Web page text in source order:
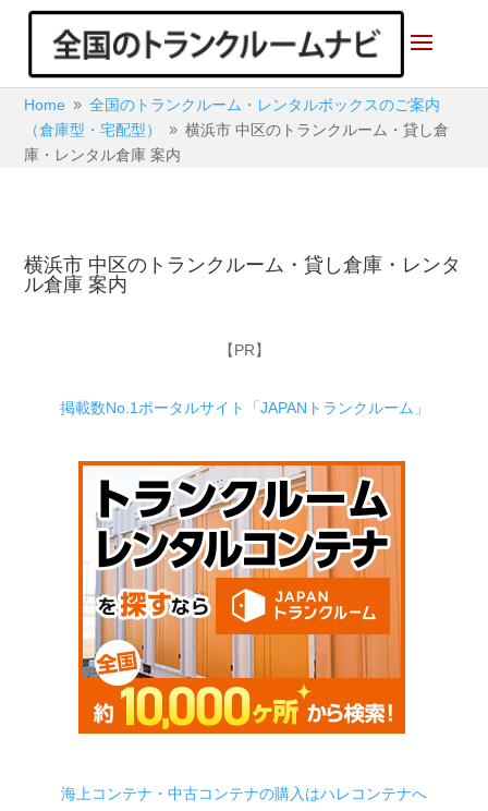
Home 9 全国のトランクルーム・レンタルボックスのご案内
（倉庫型・宅配型）
9 横浜市 中区のトランクルーム・貸し倉
庫・レンタル倉庫 案内
横浜市 中区のトランクルーム・貸し倉庫・レンタ
ル倉庫 案内
【PR】
掲載数No.1ポータルサイト「JAPANトランクルーム」
海上コンテナ・中古コンテナの購入はハレコンテナへ